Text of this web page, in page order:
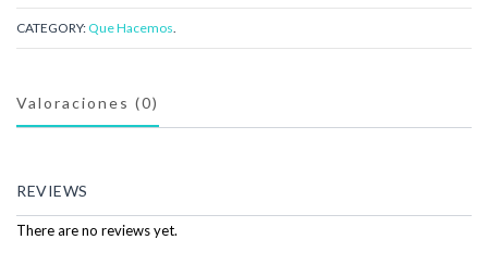
CATEGORY: Que Hacemos.
Valoraciones (0)
REVIEWS
There are no reviews yet.